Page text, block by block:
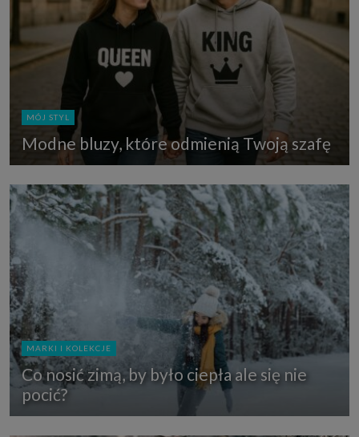
MÓJ STYL
Modne bluzy, które odmienią Twoją szafę
MARKI I KOLEKCJE
Co nosić zimą, by było ciepła ale się nie
pocić?